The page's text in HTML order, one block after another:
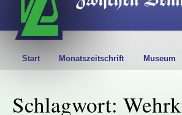
Start Monatszeitschrift Museum
Schlagwort: